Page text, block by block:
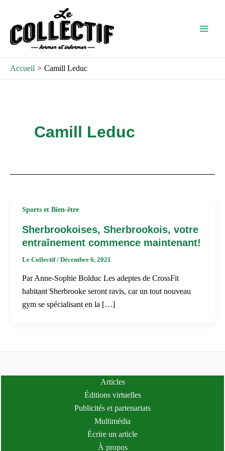
contenu
Accueil Camill Leduc
Camill Leduc
Sports et Bien-être
Sherbrookoises, Sherbrookois, votre
entraînement commence maintenant!
Le Collectif/ Décembre 6, 2021
Par Anne-Sophie Bolduc Les adeptes de CrossFit
habitant Sherbrooke seront ravis, car un tout nouveau
gym se spécialisant en la […]
Articles
Éditions virtuelles
Publicités et partenariats
Multimédia
Écrire un article
À propos